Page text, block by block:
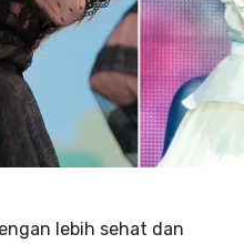
lebih sehat dan